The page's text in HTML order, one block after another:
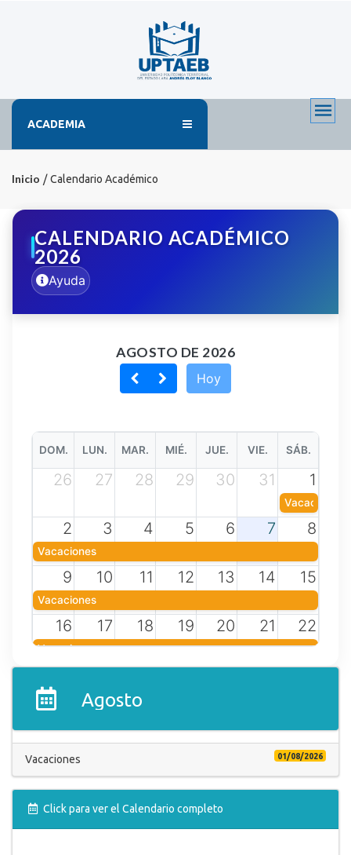
ACADEMIA
Inicio Calendario Académico
CALENDARIO ACADÉMICO
2026
Ayuda
Hoy
AGOSTO DE 2026
DOM. LUN. MAR. MIÉ. JUE. VIE. SÁB.
26 27 28 29 30 31 1
Vacaciones
2 3 4 5 6 7 8
Vacaciones
9 10 11 12 13 14 15
Vacaciones
16 17 18 19 20 21 22
Vacaciones
Vacaciones
Vacaciones
Agosto
Vacaciones 01/08/2026
Click para ver el Calendario completo